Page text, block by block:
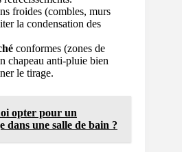
froides (combles, murs
la condensation des
conformes (zones de
chapeau anti-pluie bien
le tirage.
opter pour un
dans une salle de bain ?